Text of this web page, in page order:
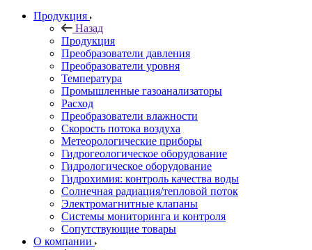
Продукция
Назад
Продукция
Преобразователи давления
Преобразователи уровня
Температура
Промышленные газоанализаторы
Расход
Преобразователи влажности
Скорость потока воздуха
Метеорологические приборы
Гидрогеологическое оборудование
Гидрологическое оборудование
Гидрохимия: контроль качества воды
Солнечная радиация/тепловой поток
Электромагнитные клапаны
Системы мониторинга и контроля
Сопутствующие товары
О компании